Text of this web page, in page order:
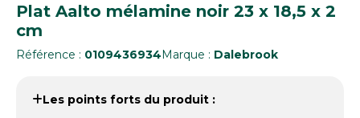
Plat Aalto mélamine noir 23 x 18,5 x 2
cm
Référence : 0109436934Marque : Dalebrook
Les points forts du produit :